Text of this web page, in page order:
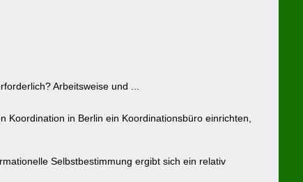
Arbeitsweise und ...
in Berlin ein Koordinationsbüro einrichten,
Selbstbestimmung ergibt sich ein relativ